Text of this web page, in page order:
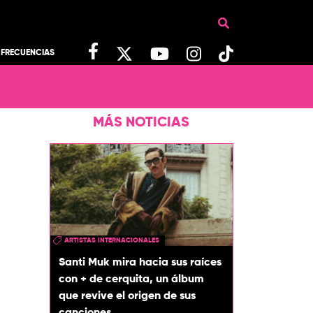
FRECUENCIAS
MÁS NOTICIAS
ARTISTAS INTERNACIONALES
Santi Muk mira hacia sus raíces
con + de cerquita, un álbum
que revive el origen de sus